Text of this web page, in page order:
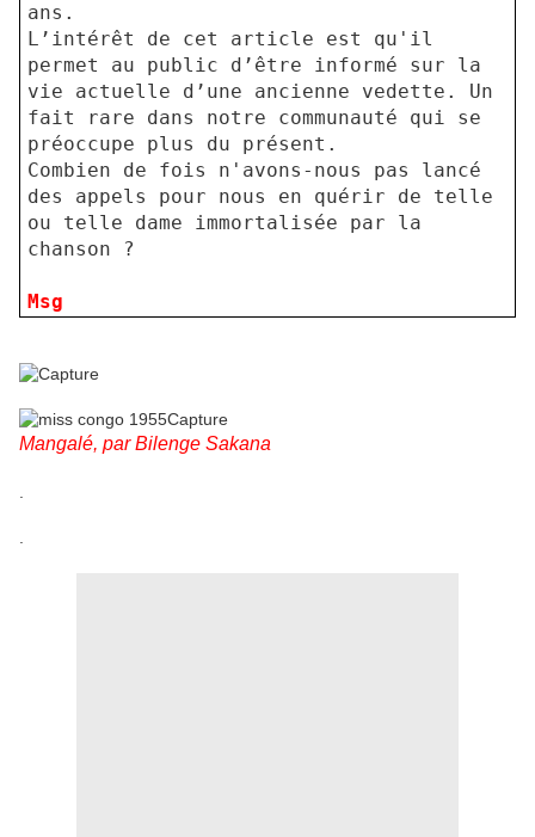
ans.
L’intérêt de cet article est qu'il
permet au public d’être informé sur la
vie actuelle d’une ancienne vedette. Un
fait rare dans notre communauté qui se
préoccupe plus du présent.
Combien de fois n'avons-nous pas lancé
des appels pour nous en quérir de telle
ou telle dame immortalisée par la
chanson ?
Msg
Mangalé, par Bilenge Sakana